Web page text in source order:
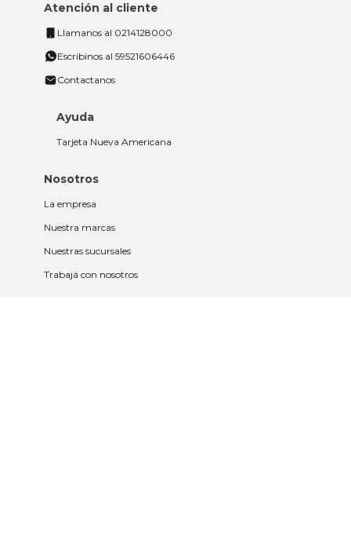
Atención al cliente
Llamanos al 0214128000
Escribinos al 59521606446
Contactanos
Ayuda
Tarjeta Nueva Americana
Nosotros
La empresa
Nuestra marcas
Nuestras sucursales
Trabajá con nosotros